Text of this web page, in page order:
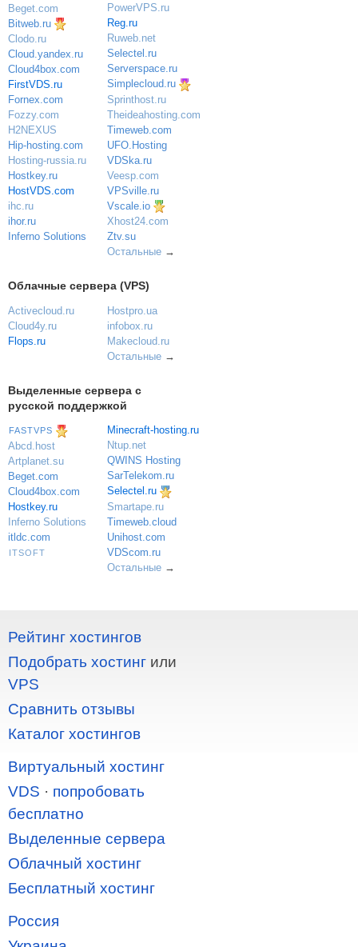
Beget.com
Bitweb.ru
Clodo.ru
Cloud.yandex.ru
Cloud4box.com
FirstVDS.ru
Fornex.com
Fozzy.com
H2NEXUS
Hip-hosting.com
Hosting-russia.ru
Hostkey.ru
HostVDS.com
ihc.ru
ihor.ru
Inferno Solutions
PowerVPS.ru
Reg.ru
Ruweb.net
Selectel.ru
Serverspace.ru
Simplecloud.ru
Sprinthost.ru
Theideahosting.com
Timeweb.com
UFO.Hosting
VDSka.ru
Veesp.com
VPSville.ru
Vscale.io
Xhost24.com
Ztv.su
Остальные→
Облачные сервера (VPS)
Activecloud.ru
Cloud4y.ru
Flops.ru
Hostpro.ua
infobox.ru
Makecloud.ru
Остальные→
Выделенные сервера с
русской поддержкой
FASTVPS
Abcd.host
Artplanet.su
Beget.com
Cloud4box.com
Hostkey.ru
Inferno Solutions
itldc.com
ITSOFT
Minecraft-hosting.ru
Ntup.net
QWINS Hosting
SarTelekom.ru
Selectel.ru
Smartape.ru
Timeweb.cloud
Unihost.com
VDScom.ru
Остальные→
Рейтинг хостингов
Подобрать хостинг или
VPS
Сравнить отзывы
Каталог хостингов
Виртуальный хостинг
VDS · попробовать
бесплатно
Выделенные сервера
Облачный хостинг
Бесплатный хостинг
Россия